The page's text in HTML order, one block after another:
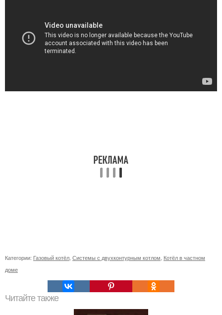
Категории: Газовый котёл Системы с двухконтурным котлом Котёл в частном
доме
Читайте также